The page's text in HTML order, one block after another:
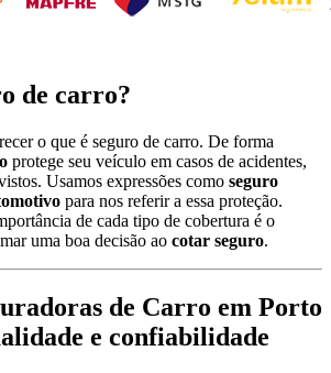
de carro?
o que é seguro de carro. De forma
protege seu veículo em casos de acidentes,
Usamos expressões como seguro
para nos referir a essa proteção.
de cada tipo de cobertura é o
uma boa decisão ao cotar seguro.
de Carro em Porto
e confiabilidade